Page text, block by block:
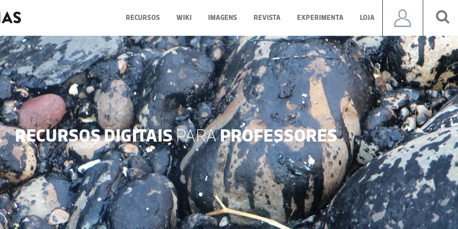
RECURSOS WIKI IMAGENS REVISTA EXPERIMENTA LOJA
RECURSOS DIGITAISPARAPROFESSORES